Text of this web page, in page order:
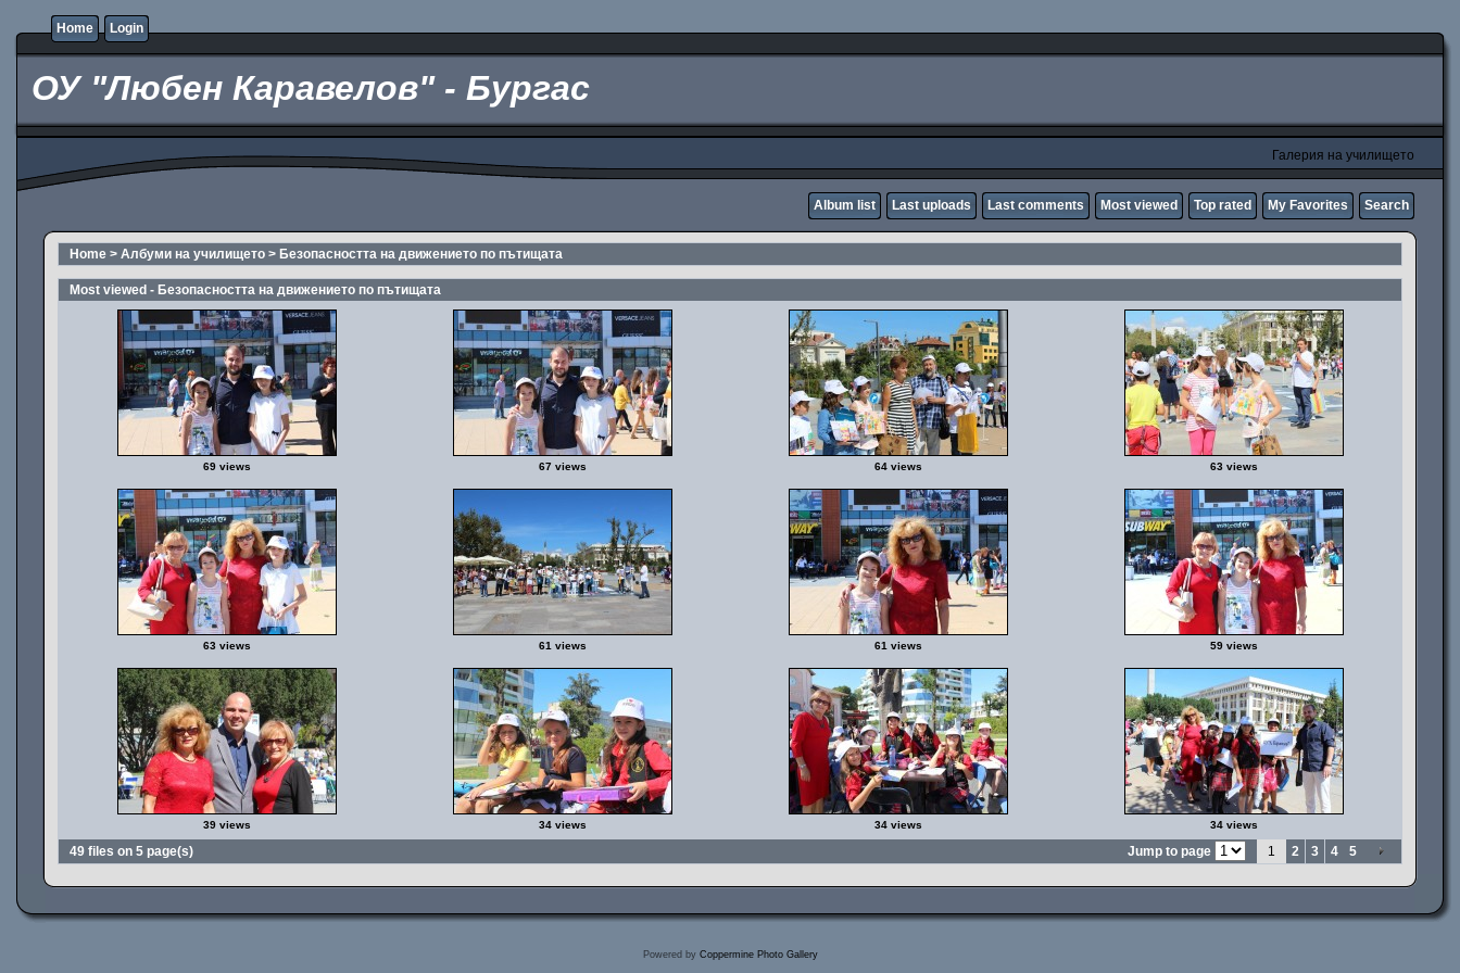
Home Login
ОУ "Любен Каравелов" - Бургас
Галерия на училището
Album list Last uploads Last comments Most viewed Top rated My Favorites Search
Home > Албуми на училището > Безопасността на движението по пътищата
Most viewed - Безопасността на движението по пътищата
69 views 67 views 64 views 63 views
63 views 61 views 61 views 59 views
39 views 34 views 34 views 34 views
49 files on 5 page(s) Jump to page 1 2 3 4 5
Powered by Coppermine Photo Gallery